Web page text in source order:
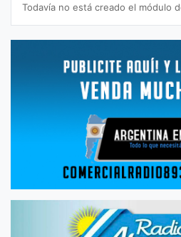
Todavía no está creado el módulo